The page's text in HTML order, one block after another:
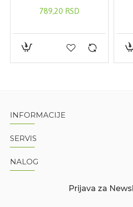
789,20 RSD
INFORMACIJE
SERVIS
NALOG
Prijava za